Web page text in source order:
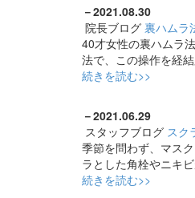
－2021.08.30
院長ブログ 裏ハムラ
40才女性の裏ハムラ
法で、この操作を経
続きを読む>>
－2021.06.29
スタッフブログ スク
季節を問わず、マス
ラとした角栓やニキ
続きを読む>>